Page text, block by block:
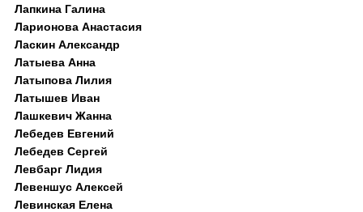
Лапкина Галина
Ларионова Анастасия
Ласкин Александр
Латыева Анна
Латыпова Лилия
Латышев Иван
Лашкевич Жанна
Лебедев Евгений
Лебедев Сергей
Левбарг Лидия
Левеншус Алексей
Левинская Елена